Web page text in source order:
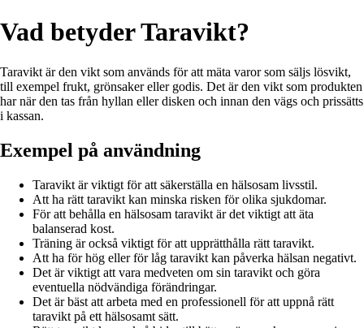
Vad betyder Taravikt?
Taravikt är den vikt som används för att mäta varor som säljs lösvikt,
till exempel frukt, grönsaker eller godis. Det är den vikt som produkten
har när den tas från hyllan eller disken och innan den vägs och prissätts
i kassan.
Exempel på användning
Taravikt är viktigt för att säkerställa en hälsosam livsstil.
Att ha rätt taravikt kan minska risken för olika sjukdomar.
För att behålla en hälsosam taravikt är det viktigt att äta
balanserad kost.
Träning är också viktigt för att upprätthålla rätt taravikt.
Att ha för hög eller för låg taravikt kan påverka hälsan negativt.
Det är viktigt att vara medveten om sin taravikt och göra
eventuella nödvändiga förändringar.
Det är bäst att arbeta med en professionell för att uppnå rätt
taravikt på ett hälsosamt sätt.